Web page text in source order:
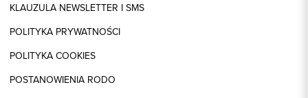
KLAUZULA NEWSLETTER I SMS
POLITYKA PRYWATNOŚCI
POLITYKA COOKIES
POSTANOWIENIA RODO